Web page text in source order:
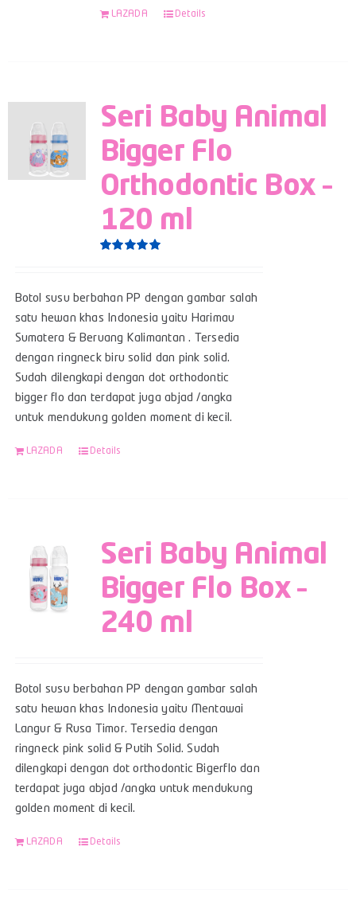
LAZADA Details
Seri Baby Animal
Bigger Flo
Orthodontic Box –
120 ml
Botol susu berbahan PP dengan gambar salah
satu hewan khas Indonesia yaitu Harimau
Sumatera & Beruang Kalimantan . Tersedia
dengan ringneck biru solid dan pink solid.
Sudah dilengkapi dengan dot orthodontic
bigger flo dan terdapat juga abjad /angka
untuk mendukung golden moment di kecil.
LAZADA Details
Seri Baby Animal
Bigger Flo Box –
240 ml
Botol susu berbahan PP dengan gambar salah
satu hewan khas Indonesia yaitu Mentawai
Langur & Rusa Timor. Tersedia dengan
ringneck pink solid & Putih Solid. Sudah
dilengkapi dengan dot orthodontic Bigerflo dan
terdapat juga abjad /angka untuk mendukung
golden moment di kecil.
LAZADA Details